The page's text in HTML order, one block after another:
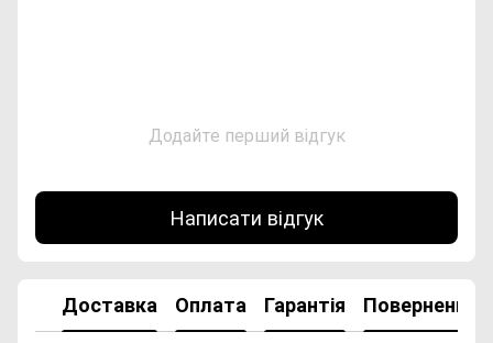
Додайте перший відгук
Написати відгук
Доставка Оплата Гарантія Повернення